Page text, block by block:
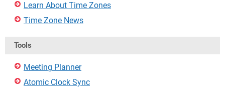
Learn About Time Zones
Time Zone News
Tools
Meeting Planner
Atomic Clock Sync